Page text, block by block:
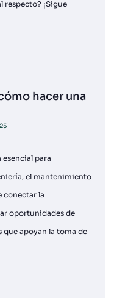
respecto? ¡Sigue
hacer una
para
el mantenimiento
conectar la
oportunidades de
apoyan la toma de